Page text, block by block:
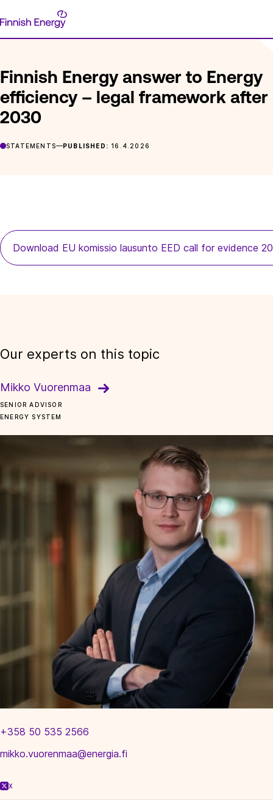
to
Finnish
Energy
Finnish Energy answer to Energy
efficiency – legal framework after
2030
STATEMENTS PUBLISHED: 16.4.2026
Download EU komissio lausunto EED call for evidence
Our experts on this topic
Mikko Vuorenmaa
SENIOR ADVISOR
ENERGY SYSTEM
+358 50 535 2566
mikko.vuorenmaa@energia.fi
X